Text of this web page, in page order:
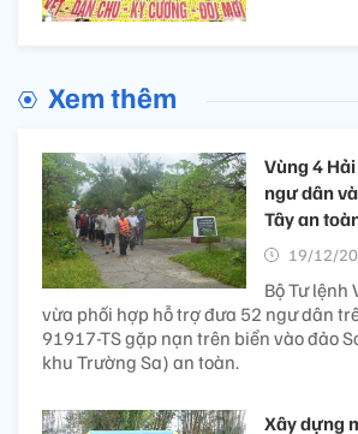
Xem thêm
Vùng 4
ngư dân
Tây an
19/12/
Bộ Tư lệnh
vừa phối hợp hỗ trợ đưa 52 ngư dân
91917-TS gặp nạn trên biển vào đảo
khu Trường Sa) an toàn.
Xây dựng